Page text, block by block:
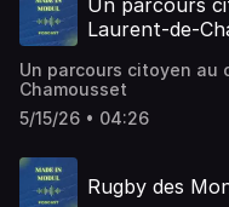
Un parcours
Laurent-de-
Un parcours citoyen
Chamousset
5/15/26 • 04:26
Rugby des